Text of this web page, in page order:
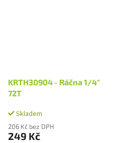
KRTH30904 - Ráčna 1/4"
72T
Skladem
206 Kč bez DPH
249 Kč